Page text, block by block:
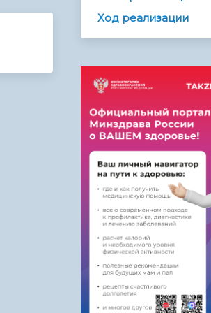
Ход реализации